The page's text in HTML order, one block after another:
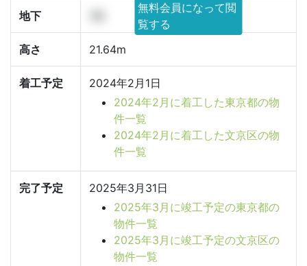
地下
無料会員になって閲
覧する
高さ
21.64m
着工予定
2024年2月1日
2024年2月に着工した東京都の物
件一覧
2024年2月に着工した文京区の物
件一覧
完了予定
2025年3月31日
2025年3月に竣工予定の東京都の
物件一覧
2025年3月に竣工予定の文京区の
物件一覧